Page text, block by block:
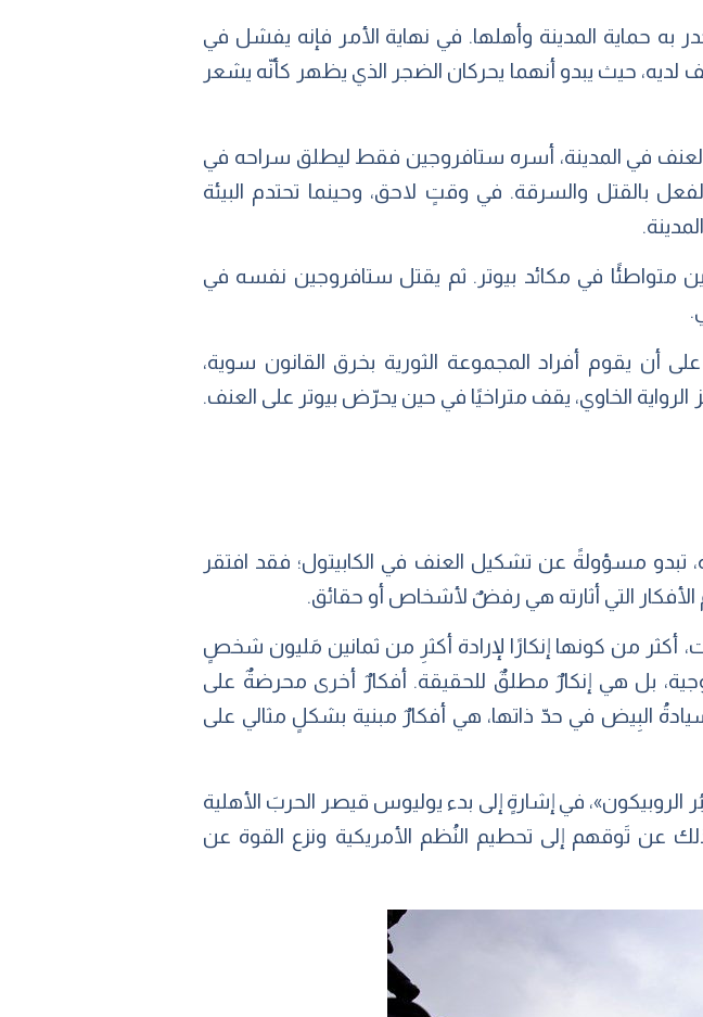
حماية المدينة وأهلها. في نهاية الأمر فإنه يفشل في
لديه، حيث يبدو أنهما يحركان الضجر الذي يظهر كأنّه يشعر
في المدينة، أسره ستافروجين فقط ليطلق سراحه في
بالقتل والسرقة. في وقتٍ لاحق، وحينما تحتدم البيئة
متواطئًا في مكائد بيوتر. ثم يقتل ستافروجين نفسه في
أن يقوم أفراد المجموعة الثورية بخرق القانون سوية،
الخاوي، يقف متراخيًا في حين يحرّض بيوتر على العنف.
تبدو مسؤولةً عن تشكيل العنف في الكابيتول؛ فقد افتقر
الأفكار التي أثارته هي رفضٌ لأشخاص أو حقائق.
أكثر من كونها إنكارًا لإرادة أكثرِ من ثمانين مَليون شخصٍ
بل هي إنكارٌ مطلقٌ للحقيقة. أفكارٌ أخرى محرضةٌ على
البِيض في حدّ ذاتها، هي أفكارٌ مبنية بشكلٍ مثالي على
في إشارةٍ إلى بدء يوليوس قيصر الحربَ الأهلية
عن تَوقهم إلى تحطيم النُظم الأمريكية ونزع القوة عن